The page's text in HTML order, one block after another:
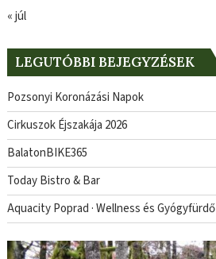
« júl
LEGUTÓBBI BEJEGYZÉSEK
Pozsonyi Koronázási Napok
Cirkuszok Éjszakája 2026
BalatonBIKE365
Today Bistro & Bar
Aquacity Poprad · Wellness és Gyógyfürdő